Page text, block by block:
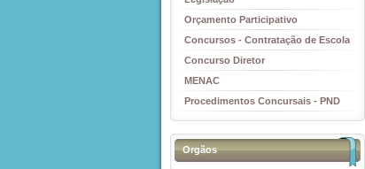
Orçamento Participativo
Concursos - Contratação de Escola
Concurso Diretor
MENAC
Procedimentos Concursais - PND
Orgãos